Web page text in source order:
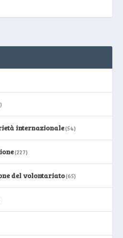
internazionale(54)
(227)
del volontariato(65)